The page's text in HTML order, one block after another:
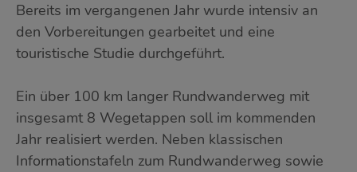
Bereits im vergangenen Jahr wurde intensiv an
den Vorbereitungen gearbeitet und eine
touristische Studie durchgeführt.
Ein über 100 km langer Rundwanderweg mit
insgesamt 8 Wegetappen soll im kommenden
Jahr realisiert werden. Neben klassischen
Informationstafeln zum Rundwanderweg sowie